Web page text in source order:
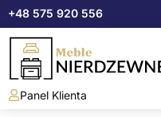
do+48 575 920 556
Panel Klienta